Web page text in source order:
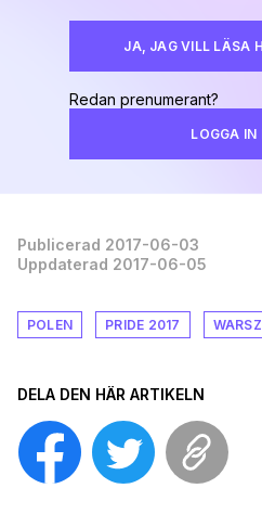
JA, JAG VILL LÄSA
Redan prenumerant?
LOGGA IN
Publicerad 2017-06-03
Uppdaterad 2017-06-05
POLEN PRIDE 2017
DELA DEN HÄR ARTIKELN